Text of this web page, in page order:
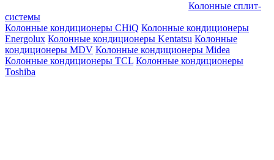
Колонные сплит-
системы
Колонные кондиционеры CHiQ Колонные кондиционеры
Energolux Колонные кондиционеры Kentatsu Колонные
кондиционеры MDV Колонные кондиционеры Midea
Колонные кондиционеры TCL Колонные кондиционеры
Toshiba